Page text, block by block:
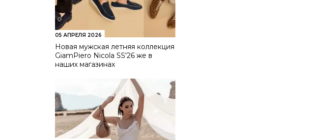
05 АПРЕЛЯ 2026
Новая мужская летняя коллекция
GiamPiero Nicola SS'26 же в
наших магазинах